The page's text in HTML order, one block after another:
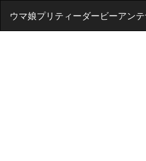
ウマ娘プリティーダービーアン